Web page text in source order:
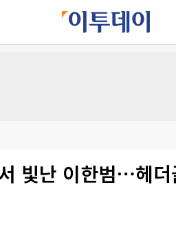
빛난 이한범⋯헤더